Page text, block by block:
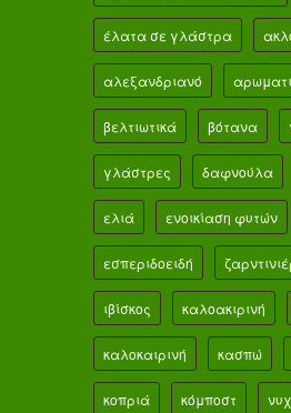
έλατα σε γλάστρα
αλεξανδριανό
βελτιωτικά βότανα
γλάστρες δαφνούλα
ελιά ενοικίαση φυτών
εσπεριδοειδή
ιβίσκος καλοακιρινή
καλοκαιρινή κασπώ
κοπριά κόμποστ